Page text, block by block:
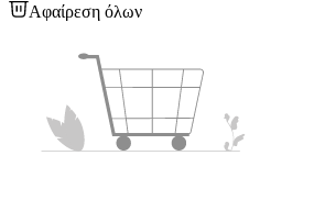
Αφαίρεση όλων